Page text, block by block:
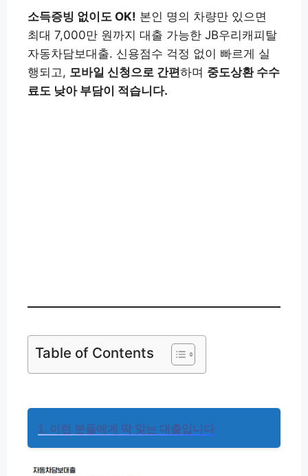
소득증빙 없이도 OK! 본인 명의 차량만 있으면
최대 7,000만 원까지 대출 가능한 JB우리캐피탈
자동차담보대출. 신용점수 걱정 없이 빠르게 실
행되고, 모바일 신청으로 간편하며 중도상환 수수
료도 낮아 부담이 적습니다.
Table of Contents
1. 이런 분들에게 딱 맞는 대출입니다